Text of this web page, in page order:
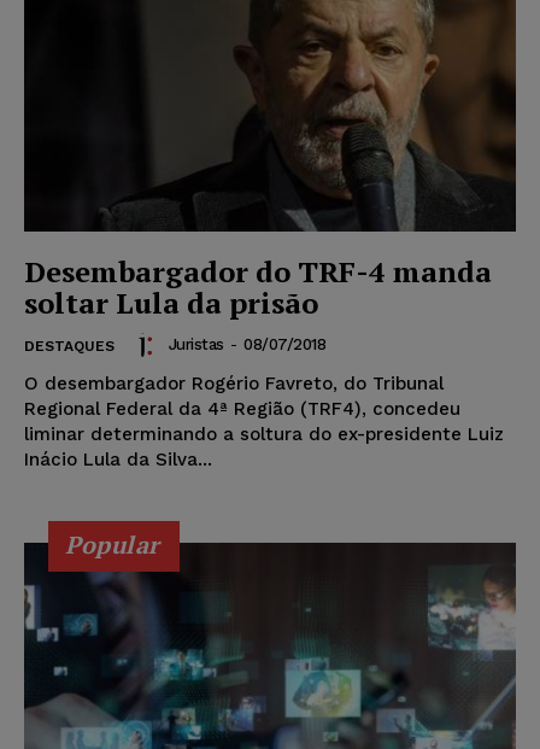
Desembargador do TRF-4 manda
soltar Lula da prisão
DESTAQUES Juristas - 08/07/2018
O desembargador Rogério Favreto, do Tribunal
Regional Federal da 4ª Região (TRF4), concedeu
liminar determinando a soltura do ex-presidente Luiz
Inácio Lula da Silva...
Popular